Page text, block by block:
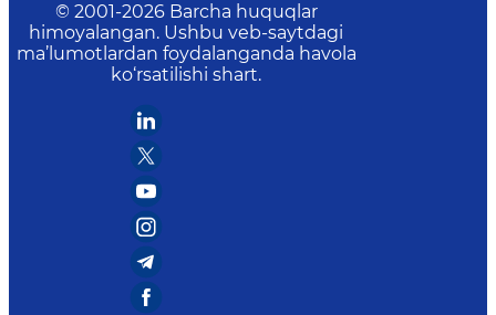
© 2001-2026 Barcha huquqlar
himoyalangan. Ushbu veb-saytdagi
ma’lumotlardan foydalanganda havola
ko‘rsatilishi shart.